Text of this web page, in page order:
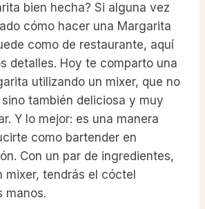
bien hecha? Si alguna vez
cómo hacer una Margarita
como de restaurante, aquí
detalles. Hoy te comparto una
utilizando un mixer, que no
también deliciosa y muy
Y lo mejor: es una manera
como bartender en
Con un par de ingredientes,
mixer, tendrás el cóctel
manos.